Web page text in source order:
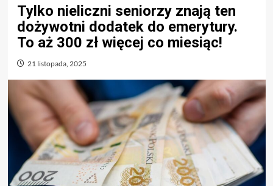
Tylko nieliczni seniorzy znają ten
dożywotni dodatek do emerytury.
To aż 300 zł więcej co miesiąc!
21 listopada, 2025